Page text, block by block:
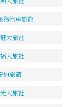
務汽車旅館
大旅社
大旅社
迪旅館
大旅社